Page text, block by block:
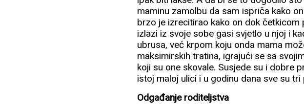
maminu zamolbu da sam ispriča kako
brzo je izrecitirao kako on dok
izlazi iz svoje sobe gasi svjetlo u njoj i
ubrusa, već krpom koju onda mama
maksimirskih tratina, igrajući se sa
koji su one skovale. Susjede su i dobre
istoj maloj ulici i u godinu dana sve su tri
Odgađanje roditeljstva